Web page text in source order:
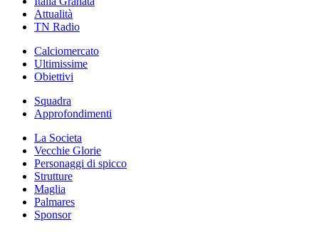
Attualità
TN Radio
Calciomercato
Ultimissime
Obiettivi
Squadra
Approfondimenti
La Societa
Vecchie Glorie
Personaggi di spicco
Strutture
Maglia
Palmares
Sponsor